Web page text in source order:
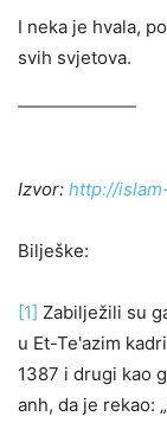
I neka je hvala,
svih svjetova.
Izvor: http://
Bilješke:
[1] Zabilježili su
u Et-Te'azim
1387 i drugi kao
anh, da je rekao: